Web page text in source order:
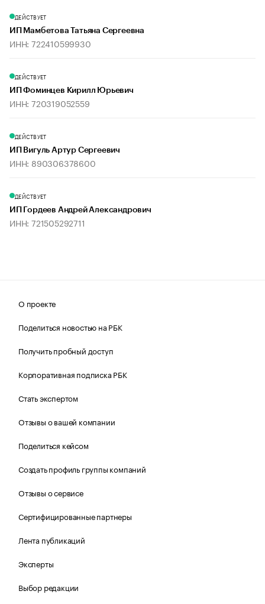
ДЕЙСТВУЕТ
ИП Мамбетова Татьяна Сергеевна
ИНН: 722410599930
ДЕЙСТВУЕТ
ИП Фоминцев Кирилл Юрьевич
ИНН: 720319052559
ДЕЙСТВУЕТ
ИП Вигуль Артур Сергеевич
ИНН: 890306378600
ДЕЙСТВУЕТ
ИП Гордеев Андрей Александрович
ИНН: 721505292711
О проекте
Поделиться новостью на РБК
Получить пробный доступ
Корпоративная подписка РБК
Стать экспертом
Отзывы о вашей компании
Поделиться кейсом
Создать профиль группы компаний
Отзывы о сервисе
Сертифицированные партнеры
Лента публикаций
Эксперты
Выбор редакции